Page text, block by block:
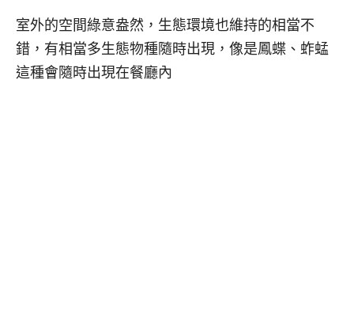
室外的空間綠意盎然，生態環境也維持的相當不
錯，有相當多生態物種隨時出現，像是鳳蝶、蚱蜢
這種會隨時出現在餐廳內